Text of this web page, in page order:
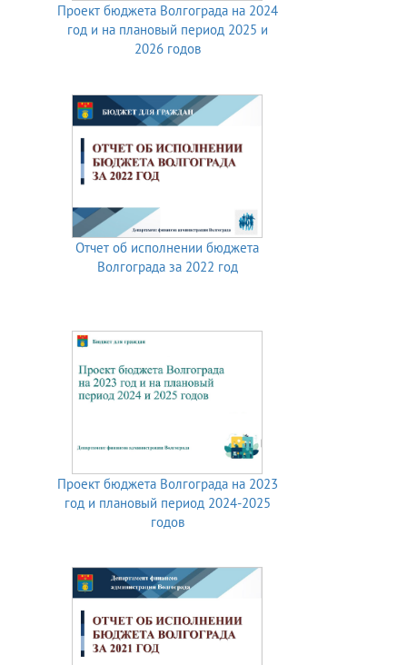
Проект бюджета Волгограда на 2024
год и на плановый период 2025 и
2026 годов
Отчет об исполнении бюджета
Волгограда за 2022 год
Проект бюджета Волгограда на 2023
год и плановый период 2024-2025
годов